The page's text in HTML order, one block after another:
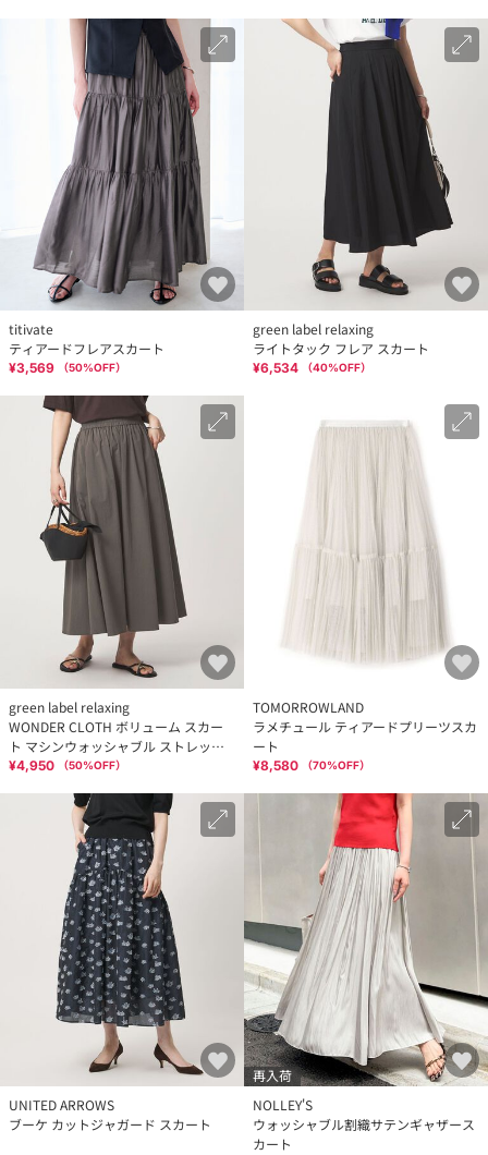
titivate
ティアードフレアスカート
¥3,569 （50%OFF）
green label relaxing
ライトタック フレア スカート
¥6,534 （40%OFF）
green label relaxing
WONDER CLOTH ボリューム スカー
ト マシンウォッシャブル ストレッチ
接触冷感 吸水速乾
¥4,950 （50%OFF）
TOMORROWLAND
ラメチュール ティアードプリーツスカ
ート
¥8,580 （70%OFF）
UNITED ARROWS
ブーケ カットジャガード スカート
再入荷
NOLLEY'S
ウォッシャブル割織サテンギャザース
カート